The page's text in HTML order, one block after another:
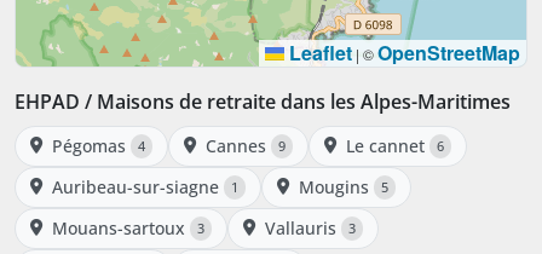
Leaflet | ©OpenStreetMap
EHPAD / Maisons de retraite dans les Alpes-Maritimes
Pégomas 4 Cannes 9 Le cannet 6
Auribeau-sur-siagne 1 Mougins 5
Mouans-sartoux 3 Vallauris 3